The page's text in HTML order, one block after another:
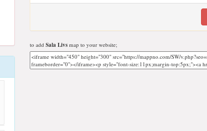
to add Sala Livs map to your website;